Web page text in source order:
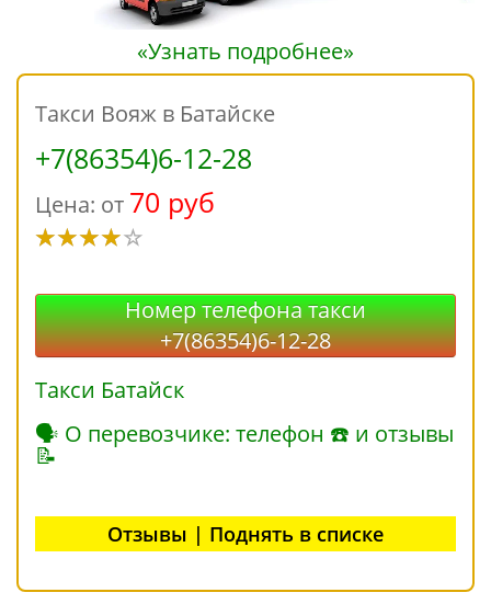
«Узнать подробнее»
Такси Вояж в Батайске
+7(86354)6-12-28
Цена: от 70 руб
Номер телефона такси
+7(86354)6-12-28
Такси Батайск
🗣 О перевозчике: телефон ☎ и отзывы
📝
Отзывы | Поднять в списке